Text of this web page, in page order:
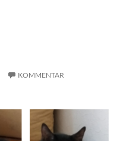
KOMMENTAR